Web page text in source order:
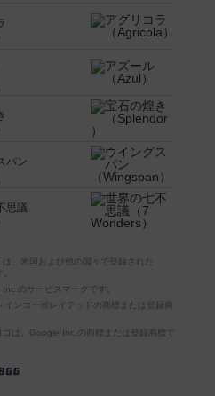
パン
思議
、米国および他の国々で登録された
のサービスマークです。
ンコーポレイテッドの商標または登録商
は、Google Inc.の商標または登録商標で